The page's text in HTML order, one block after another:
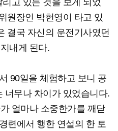
고 있는 것을 보게 되었
원장인 박헌영이 타고 있
결국 자신의 운전기사였던
내게 된다.
90일을 체험하고 보니 공
너무나 차이가 있었습니다.
얼마나 소중한가를 깨닫
련에서 행한 연설의 한 토